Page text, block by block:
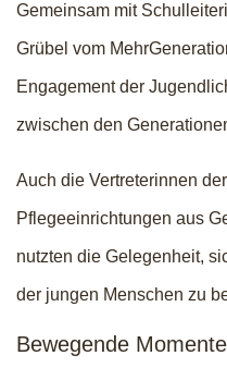
Gemeinsam mit
Grübel vom
Engagement der
zwischen den
Auch die Vertreterinnen
Pflegeeinrichtungen aus
nutzten die Gelegenheit,
der jungen Menschen zu
Bewegende